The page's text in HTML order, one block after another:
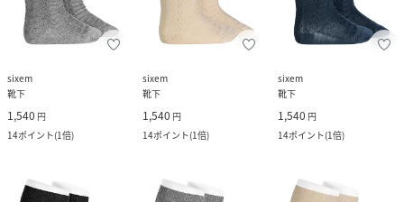
sixem
靴下
1,540 円
14ポイント(1倍)
sixem
靴下
1,540 円
14ポイント(1倍)
sixem
靴下
1,540 円
14ポイント(1倍)